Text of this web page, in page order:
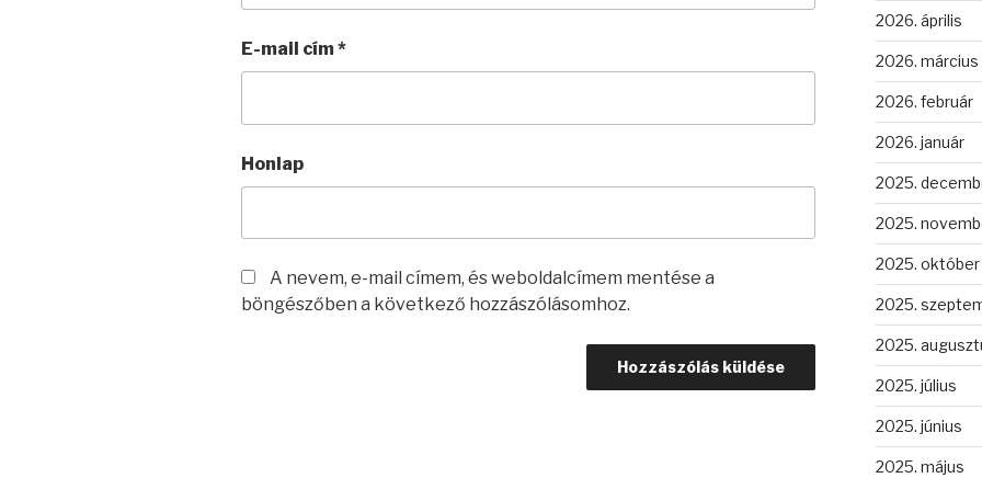
E-mail cím*
Honlap
A nevem, e-mail címem, és weboldalcímem mentése a
böngészőben a következő hozzászólásomhoz.
2026. április
2026. március
2026. február
2026. január
2025.
2025.
2025. október
2025.
2025.
2025. július
2025. június
2025. május